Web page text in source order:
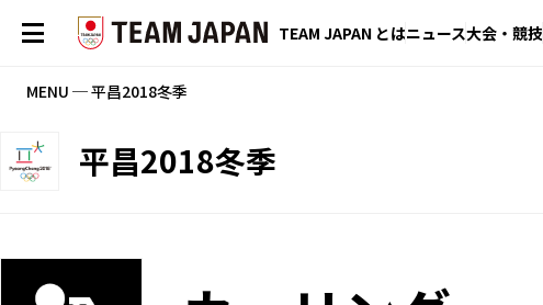
TEAM JAPAN とはニュース大会・競技
MENU ─ 平昌2018冬季
平昌2018冬季